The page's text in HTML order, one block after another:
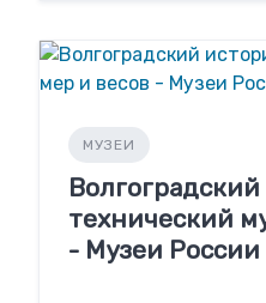
МУЗЕИ
технический
- Музеи России